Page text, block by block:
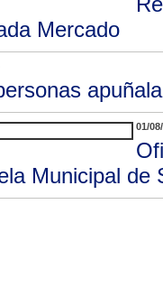
Mercado
01/
Municipal de